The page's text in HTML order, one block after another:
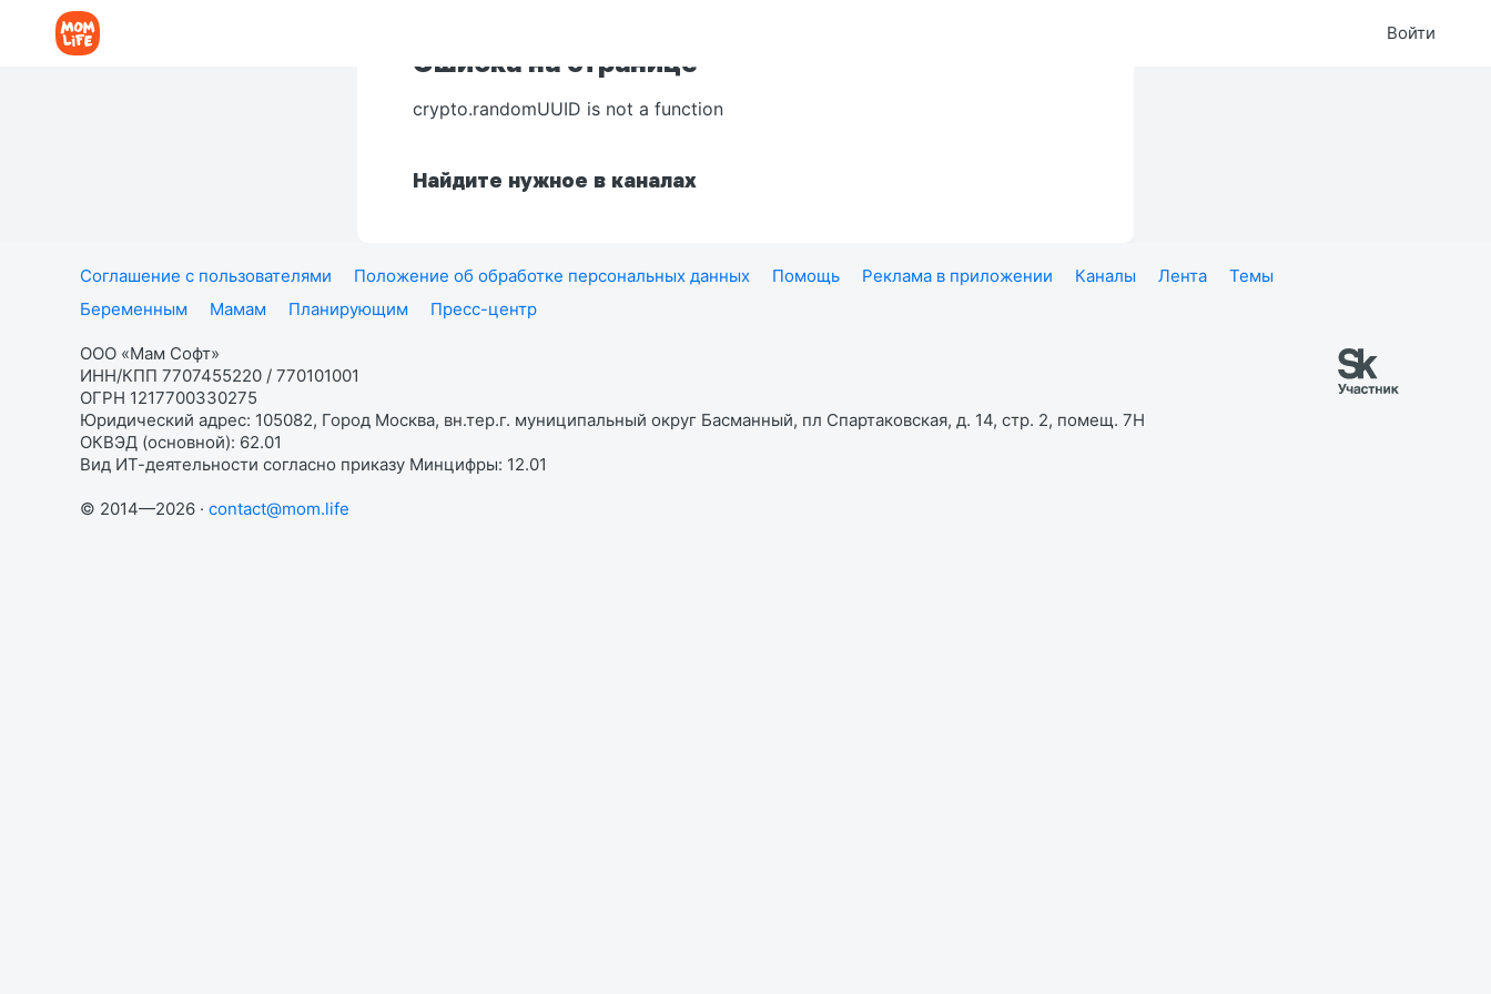
Войти
Ошибка на странице
crypto.randomUUID is not a function
Найдите нужное в каналах
Соглашение с пользователями Положение об обработке персональных данных Помощь Реклама в приложении Каналы Лента
Темы
Беременным
Мамам Планирующим Пресс-центр
ООО «Мам Софт»
ИНН/КПП 7707455220 / 770101001
ОГРН 1217700330275
Юридический адрес: 105082, Город Москва, вн.тер.г. муниципальный округ Басманный, пл Спартаковская, д. 14, стр. 2, помещ. 7Н
ОКВЭД (основной): 62.01
Вид ИТ-деятельности согласно приказу Минцифры: 12.01
© 2014—2026 · contact@mom.life